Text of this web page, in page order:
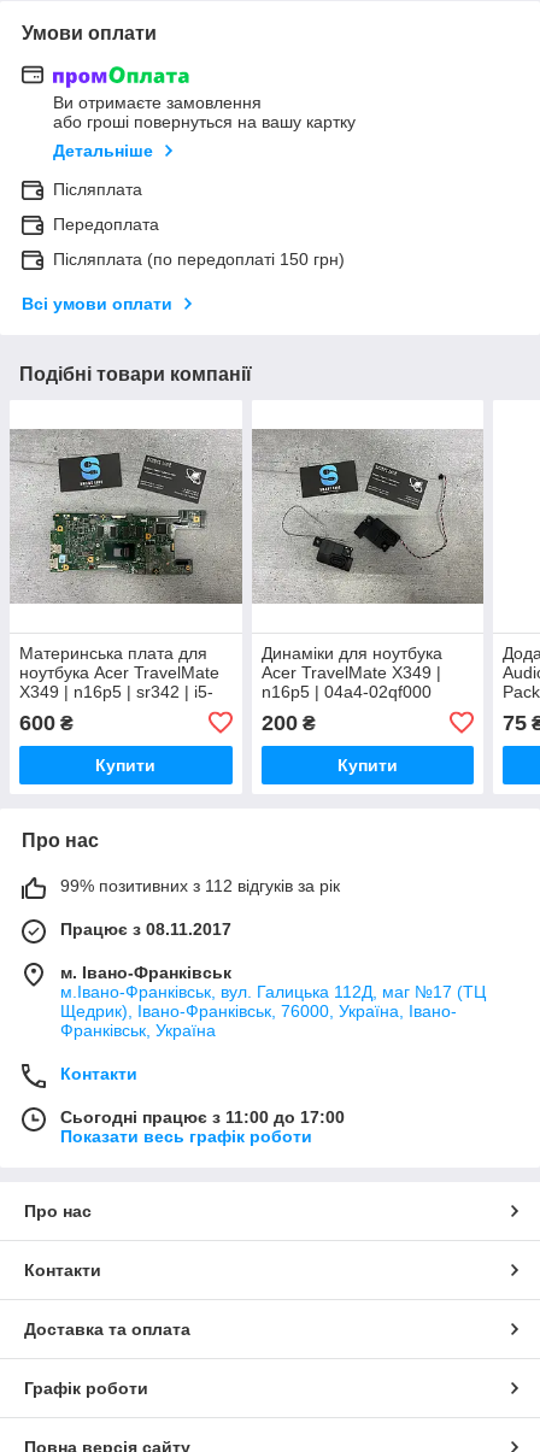
Умови оплати
Ви отримаєте замовлення
або гроші повернуться на вашу картку
Детальніше
Післяплата
Передоплата
Післяплата (по передоплаті 150 грн)
Всі умови оплати
Подібні товари компанії
Материнська плата для
ноутбука Acer TravelMate
X349 | n16p5 | sr342 | i5-
600 ₴
Купити
Динаміки для ноутбука
Acer TravelMate X349 |
n16p5 | 04a4-02qf000
200₴
Купити
75
Про нас
99% позитивних з 112 відгуків за рік
Працює з 08.11.2017
м. Івано-Франківськ
м.Івано-Франківськ, вул. Галицька 112Д, маг №17 (ТЦ
Щедрик), Івано-Франківськ, 76000, Україна, Івано-
Франківськ, Україна
Контакти
Сьогодні працює з 11:00 до 17:00
Показати весь графік роботи
Про нас
Контакти
Доставка та оплата
Графік роботи
Повна версія сайту